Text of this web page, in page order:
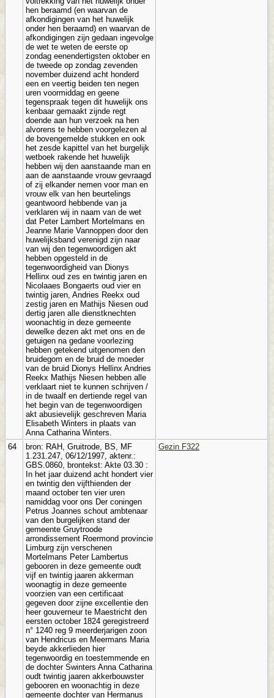
hen beraamd (en waarvan de
afkondigingen van het huwelijk
onder hen beraamd) en waarvan de
afkondigingen zijn gedaan ingevolge
de wet te weten de eerste op
zondag eenendertigsten oktober en
de tweede op zondag zevenden
november duizend acht honderd
een en veertig beiden ten negen
uren voormiddag en geene
tegenspraak tegen dit huwelijk ons
kenbaar gemaakt zijnde regt
doende aan hun verzoek na hen
alvorens te hebben voorgelezen al
de bovengemelde stukken en ook
het zesde kapittel van het burgelijk
wetboek rakende het huwelijk
hebben wij den aanstaande man en
aan de aanstaande vrouw gevraagd
of zij elkander nemen voor man en
vrouw elk van hen beurtelings
geantwoord hebbende van ja
verklaren wij in naam van de wet
dat Peter Lambert Mortelmans en
Jeanne Marie Vannoppen door den
huwelijksband verenigd zijn naar
van wij den tegenwoordigen akt
hebben opgesteld in de
tegenwoordigheid van Dionys
Hellinx oud zes en twintig jaren en
Nicolaaes Bongaerts oud vier en
twintig jaren, Andries Reekx oud
zestig jaren en Mathijs Niesen oud
dertig jaren alle dienstknechten
woonachtig in deze gemeente
dewelke dezen akt met ons en de
getuigen na gedane voorlezing
hebben getekend uitgenomen den
bruidegom en de bruid de moeder
van de bruid Dionys Hellinx Andries
Reekx Mathijs Niesen hebben alle
verklaart niet te kunnen schrijven /
in de twaalf en dertiende regel van
het begin van de tegenwoordigen
akt abusievelijk geschreven Maria
Elisabeth Winters in plaats van
Anna Catharina Winters.
64
bron: RAH, Gruitrode, BS, MF
1.231.247, 06/12/1997, aktenr.:
GBS.0860, brontekst: Akte 03.30 :
In het jaar duizend acht hondert vier
en twintig den vijfthienden der
maand october ten vier uren
namiddag voor ons Der coningen
Petrus Joannes schout ambtenaar
van den burgelijken stand der
gemeente Gruytroode
arrondissement Roermond provincie
Limburg zijn verschenen
Mortelmans Peter Lambertus
gebooren in deze gemeente oudt
vijf en twintig jaaren akkerman
woonagtig in deze gemeente
voorzien van een certificaat
gegeven door zijne excellentie den
heer gouverneur te Maestricht den
eersten october 1824 geregistreerd
n° 1240 reg 9 meerderjarigen zoon
van Hendricus en Meermans Maria
beyde akkerlieden hier
tegenwoordig en toestemmende en
de dochter Swinters Anna Catharina
oudt twintig jaaren akkerbouwster
gebooren en woonachtig in deze
gemeente dochter van Hermanus
Gezin F322